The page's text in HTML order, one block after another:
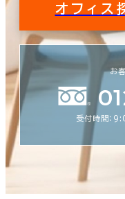
オフィス
お
受付時間：